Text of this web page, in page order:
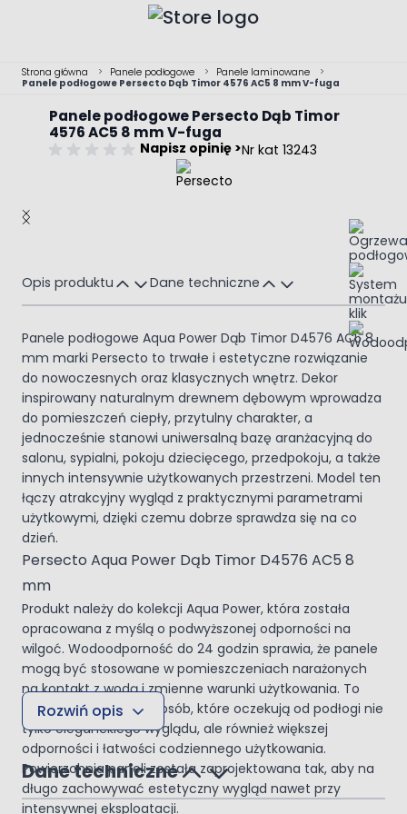
Strona główna > Panele podłogowe > Panele laminowane
>
Panele podłogowe Persecto Dąb Timor 4576 AC5 8 mm V-fuga
Panele podłogowe Persecto Dąb Timor
4576 AC5 8 mm V-fuga
Napisz opinię >Nr kat 13243
Main image
Click to view image in fullscreen
Opis produktu Dane techniczne
Panele podłogowe Aqua Power Dąb Timor D4576 AC5 8
mm marki Persecto to trwałe i estetyczne rozwiązanie
do nowoczesnych oraz klasycznych wnętrz. Dekor
inspirowany naturalnym drewnem dębowym wprowadza
do pomieszczeń ciepły, przytulny charakter, a
jednocześnie stanowi uniwersalną bazę aranżacyjną do
salonu, sypialni, pokoju dziecięcego, przedpokoju, a także
innych intensywnie użytkowanych przestrzeni. Model ten
łączy atrakcyjny wygląd z praktycznymi parametrami
użytkowymi, dzięki czemu dobrze sprawdza się na co
dzień.
Persecto Aqua Power Dąb Timor D4576 AC5 8
mm
Produkt należy do kolekcji Aqua Power, która została
opracowana z myślą o podwyższonej odporności na
wilgoć. Wodoodporność do 24 godzin sprawia, że panele
mogą być stosowane w pomieszczeniach narażonych
na kontakt z wodą i zmienne warunki użytkowania. To
praktyczny wybór dla osób, które oczekują od podłogi nie
tylko eleganckiego wyglądu, ale również większej
odporności i łatwości codziennego użytkowania.
Powierzchnia paneli została zaprojektowana tak, aby na
długo zachowywać estetyczny wygląd nawet przy
intensywnej eksploatacji.
Rozwiń opis
Dane techniczne